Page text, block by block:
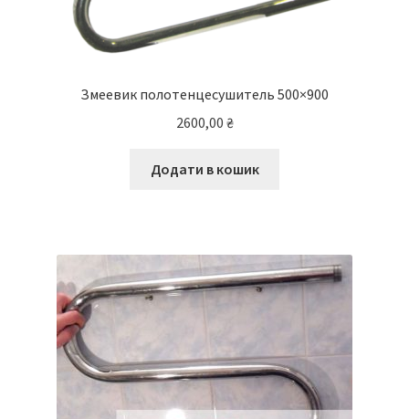
Змеевик полотенцесушитель 500×900
2600,00 ₴
Додати в кошик